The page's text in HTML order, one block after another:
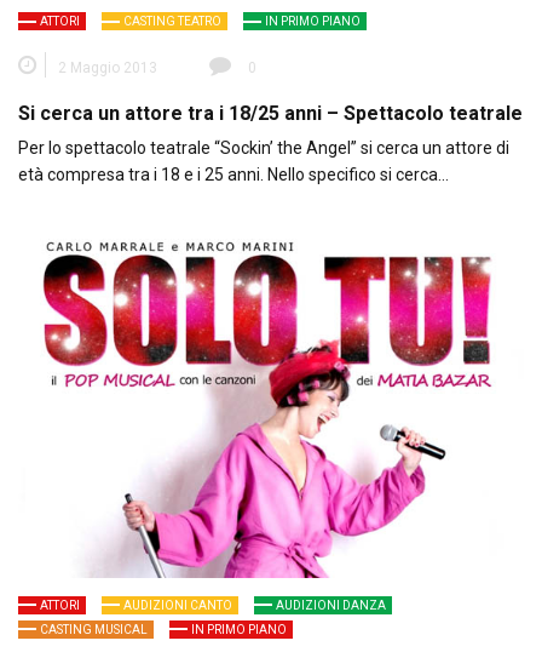
ATTORI CASTING TEATRO IN PRIMO PIANO
2 Maggio 2013 0
Si cerca un attore tra i 18/25 anni – Spettacolo teatrale
Per lo spettacolo teatrale “Sockin’ the Angel” si cerca un attore di
età compresa tra i 18 e i 25 anni. Nello specifico si cerca…
ATTORI AUDIZIONI CANTO
AUDIZIONI DANZA
CASTING MUSICAL
IN PRIMO PIANO